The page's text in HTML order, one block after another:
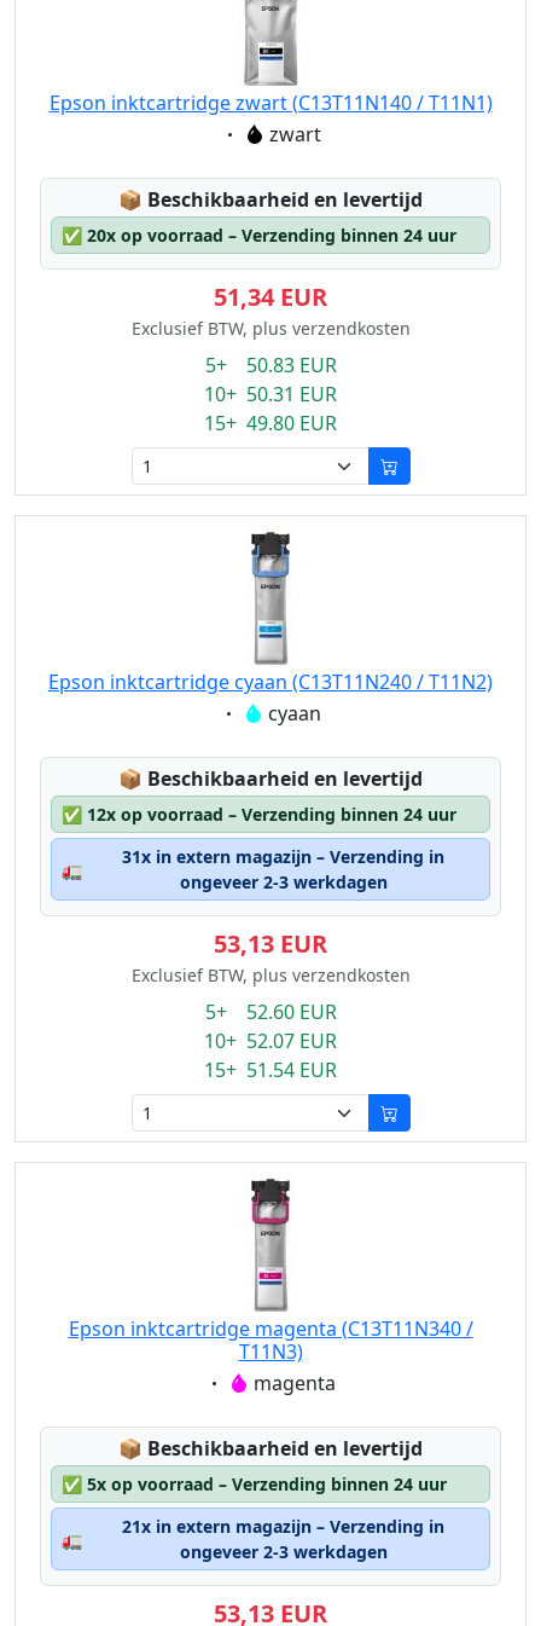
Epson inktcartridge zwart (C13T11N140 / T11N1)
Eigenschaft:
zwart
📦 Lagerstatus:
Beschikbaarheid en levertijd
✅ 20x op voorraad – Verzending binnen 24 uur
51,34 EUR
Exclusief BTW, plus verzendkosten
5+ 50.83 EUR
10+ 50.31 EUR
15+ 49.80 EUR
Epson inktcartridge cyaan (C13T11N240 / T11N2)
Eigenschaft:
cyaan
📦 Lagerstatus:
Beschikbaarheid en levertijd
✅ 12x op voorraad – Verzending binnen 24 uur
🚛
31x in extern magazijn – Verzending in
ongeveer 2-3 werkdagen
53,13 EUR
Exclusief BTW, plus verzendkosten
5+ 52.60 EUR
10+ 52.07 EUR
15+ 51.54 EUR
Epson inktcartridge magenta (C13T11N340 /
T11N3)
Eigenschaft:
magenta
📦 Lagerstatus:
Beschikbaarheid en levertijd
✅ 5x op voorraad – Verzending binnen 24 uur
🚛
21x in extern magazijn – Verzending in
ongeveer 2-3 werkdagen
53,13 EUR